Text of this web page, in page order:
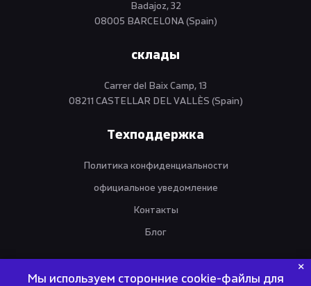
Badajoz, 32
08005 BARCELONA (Spain)
склады
Carrer del Baix Camp, 13
08211 CASTELLAR DEL VALLÈS (Spain)
Техподдержка
Политика конфиденциальности
официальное уведомление
Контакты
Блог
Мы используем сторонние cookie-файлы для